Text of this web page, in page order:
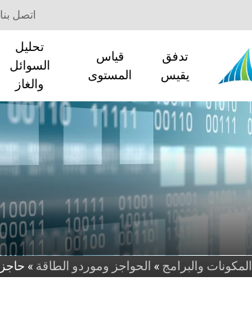
اتصل بنا
تدفق
يقيس
قياس
المستوى
تحليل
السوائل
والغاز
المكونات والبرامج» الحواجز وموردو الطاقة» حاجز